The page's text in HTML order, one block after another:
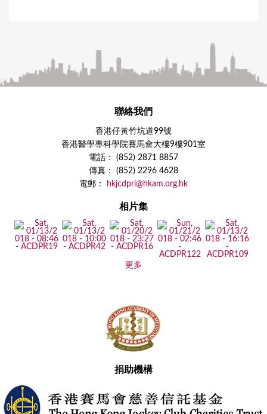
聯絡我們
香港仔黃竹坑道99號
香港醫學專科學院賽馬會大樓9樓901室
電話： (852) 2871 8857
傳真： (852) 2296 4628
電郵：
hkjcdpri@hkam.org.hk
相片集
更多
捐助機構